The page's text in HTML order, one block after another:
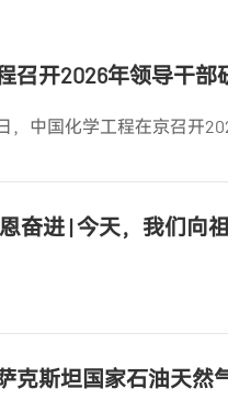
召开2026年领导干部
，中国化学工程在京召开
奋进 | 今天，我们向
克斯坦国家石油天然